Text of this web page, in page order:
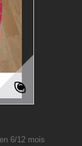
6/12 mois